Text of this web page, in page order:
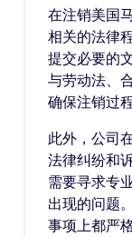
在注销美国
相关的法律
提交必要的
与劳动法、
确保注销过
此外，公司
法律纠纷和
需要寻求专
出现的问题
事项上都严